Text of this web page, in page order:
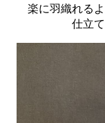
楽に羽織れる
仕立